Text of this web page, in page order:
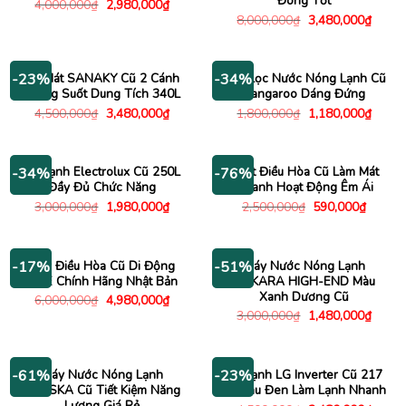
4,000,000₫ Giá
gốc
2,980,000₫Giá
hiện
8,000,000₫ Giá
gốc
3,480,000₫Giá
hiện
-23%
Tủ Mát SANAKY Cũ 2 Cánh
Trong Suốt Dung Tích 340L
4,500,000₫ Giá
gốc
3,480,000₫Giá
hiện
3,480,000₫.
-34%
Máy Lọc Nước Nóng Lạnh Cũ
Kangaroo Dáng Đứng
1,800,000₫ Giá
gốc
1,180,000₫Giá
hiện
-34%
Tủ Lạnh Electrolux Cũ 250L
Đầy Đủ Chức Năng
3,000,000₫ Giá
gốc
1,980,000₫Giá
hiện
1,980,000₫.
-76%
Quạt Điều Hòa Cũ Làm Mát
Nhanh Hoạt Động Êm Ái
2,500,000₫ Giá
590,000₫Giá
hiện
-17%
Máy Điều Hòa Cũ Di Động
FujiE Chính Hãng Nhật Bản
6,000,000₫ Giá
gốc
4,980,000₫Giá
hiện
-51%Máy Nước Nóng Lạnh
SUKARA HIGH-END Màu
Xanh Dương Cũ
3,000,000₫ Giá
gốc
1,480,000₫Giá
hiện
-61%Máy Nước Nóng Lạnh
ALASKA Cũ Tiết Kiệm Năng
-23%
Tủ Lạnh LG Inverter Cũ 217
Lít Màu Đen Làm Lạnh Nhanh